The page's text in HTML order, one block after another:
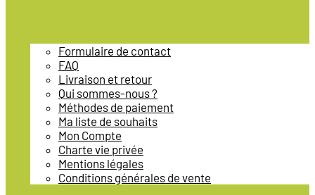
Formulaire de contact
FAQ
Livraison et retour
Qui sommes-nous ?
Méthodes de paiement
Ma liste de souhaits
Mon Compte
Charte vie privée
Mentions légales
Conditions générales de vente